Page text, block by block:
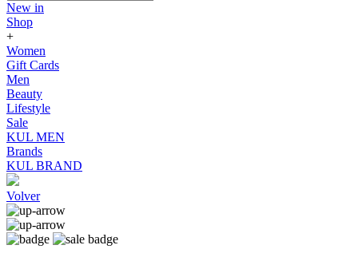
New in
Shop
+
Women
Gift Cards
Men
Beauty
Lifestyle
Sale
KUL MEN
Brands
KUL BRAND
Volver